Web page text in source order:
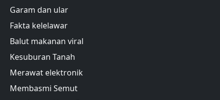
Garam dan ular
Fakta kelelawar
Balut makanan viral
Kesuburan Tanah
Merawat elektronik
Membasmi Semut